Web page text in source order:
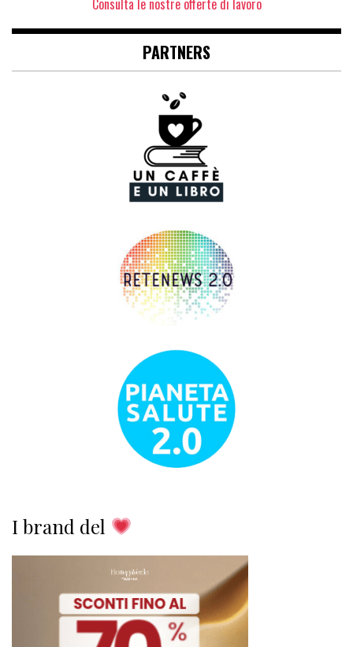
Consulta le nostre offerte di lavoro
PARTNERS
I brand del